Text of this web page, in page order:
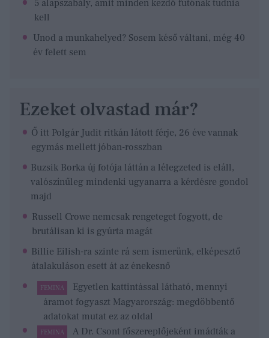
5 alapszabály, amit minden kezdő futónak tudnia
kell
Unod a munkahelyed? Sosem késő váltani, még 40
év felett sem
Ezeket olvastad már?
Ő itt Polgár Judit ritkán látott férje, 26 éve vannak
egymás mellett jóban-rosszban
Buzsik Borka új fotója láttán a lélegzeted is eláll,
valószínűleg mindenki ugyanarra a kérdésre gondol
majd
Russell Crowe nemcsak rengeteget fogyott, de
brutálisan ki is gyúrta magát
Billie Eilish-ra szinte rá sem ismerünk, elképesztő
átalakuláson esett át az énekesnő
FEMINA
Egyetlen kattintással látható, mennyi
áramot fogyaszt Magyarország: megdöbbentő
adatokat mutat ez az oldal
FEMINA
A Dr. Csont főszereplőjeként imádták a